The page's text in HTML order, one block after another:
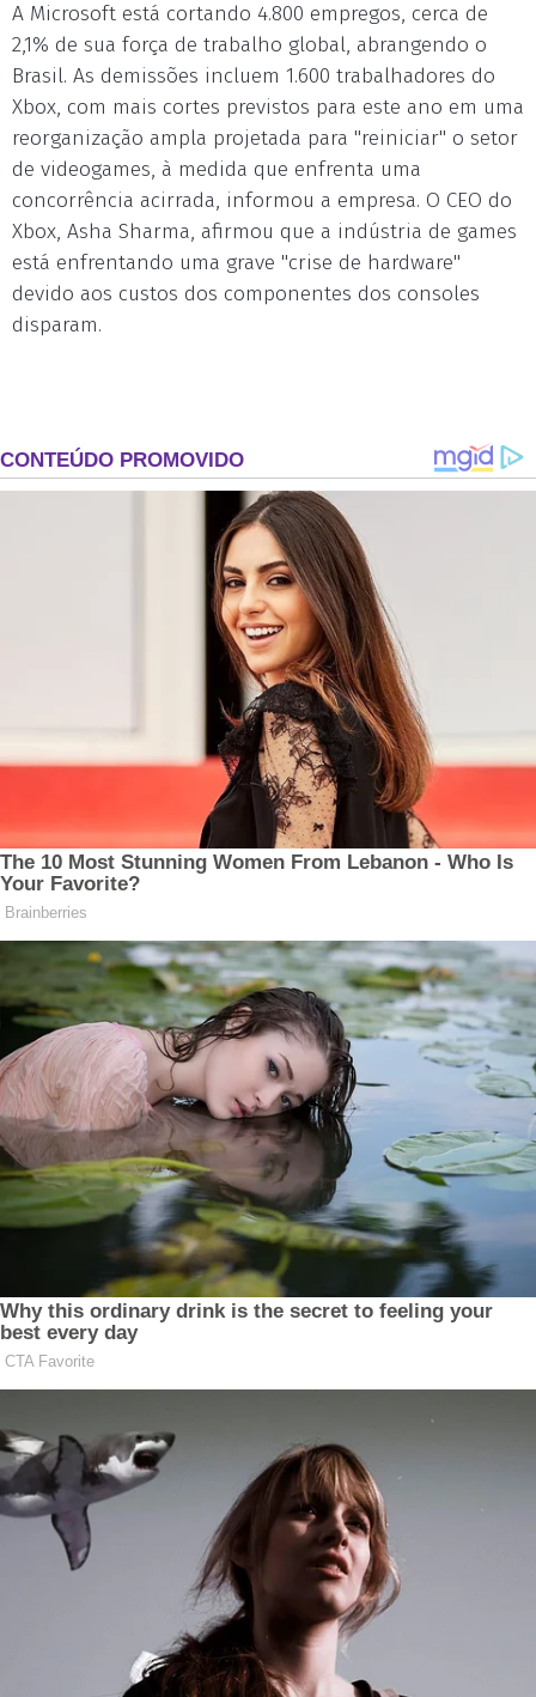
A Microsoft está cortando 4.800 empregos, cerca de
2,1% de sua força de trabalho global, abrangendo o
Brasil. As demissões incluem 1.600 trabalhadores do
Xbox, com mais cortes previstos para este ano em uma
reorganização ampla projetada para "reiniciar" o setor
de videogames, à medida que enfrenta uma
concorrência acirrada, informou a empresa. O CEO do
Xbox, Asha Sharma, afirmou que a indústria de games
está enfrentando uma grave "crise de hardware"
devido aos custos dos componentes dos consoles
disparam.